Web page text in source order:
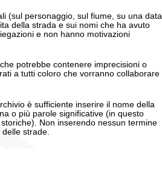
(sul personaggio, sul fiume, su una data
della strada e sui nomi che ha avuto
e non hanno motivazioni
potrebbe contenere imprecisioni o
a tutti coloro che vorranno collaborare
è sufficiente inserire il nome della
o più parole significative (in questo
Non inserendo nessun termine
strade.